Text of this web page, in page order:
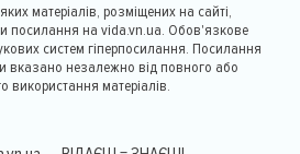
матеріалів, розміщених на сайті,
посилання на vida.vn.ua. Обов'язкове
систем гіперпосилання. Посилання
вказано незалежно від повного або
використання матеріалів.